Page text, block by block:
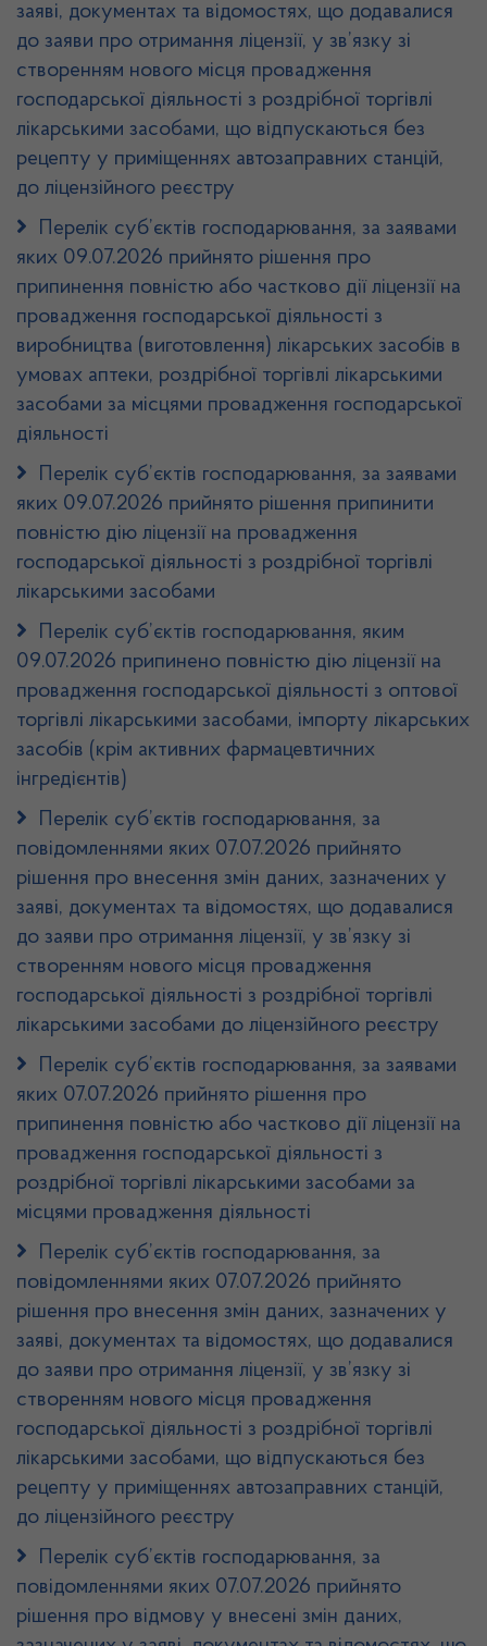
заяві, документах та відомостях, що додавалися
до заяви про отримання ліцензії, у зв’язку зі
створенням нового місця провадження
господарської діяльності з роздрібної торгівлі
лікарськими засобами, що відпускаються без
рецепту у приміщеннях автозаправних станцій,
до ліцензійного реєстру
Перелік суб’єктів господарювання, за заявами
яких 09.07.2026 прийнято рішення про
припинення повністю або частково дії ліцензії на
провадження господарської діяльності з
виробництва (виготовлення) лікарських засобів в
умовах аптеки, роздрібної торгівлі лікарськими
засобами за місцями провадження господарської
діяльності
Перелік суб’єктів господарювання, за заявами
яких 09.07.2026 прийнято рішення припинити
повністю дію ліцензії на провадження
господарської діяльності з роздрібної торгівлі
лікарськими засобами
Перелік суб’єктів господарювання, яким
09.07.2026 припинено повністю дію ліцензії на
провадження господарської діяльності з оптової
торгівлі лікарськими засобами, імпорту лікарських
засобів (крім активних фармацевтичних
інгредієнтів)
Перелік суб’єктів господарювання, за
повідомленнями яких 07.07.2026 прийнято
рішення про внесення змін даних, зазначених у
заяві, документах та відомостях, що додавалися
до заяви про отримання ліцензії, у зв’язку зі
створенням нового місця провадження
господарської діяльності з роздрібної торгівлі
лікарськими засобами до ліцензійного реєстру
Перелік суб’єктів господарювання, за заявами
яких 07.07.2026 прийнято рішення про
припинення повністю або частково дії ліцензії на
провадження господарської діяльності з
роздрібної торгівлі лікарськими засобами за
місцями провадження діяльності
Перелік суб’єктів господарювання, за
повідомленнями яких 07.07.2026 прийнято
рішення про внесення змін даних, зазначених у
заяві, документах та відомостях, що додавалися
до заяви про отримання ліцензії, у зв’язку зі
створенням нового місця провадження
господарської діяльності з роздрібної торгівлі
лікарськими засобами, що відпускаються без
рецепту у приміщеннях автозаправних станцій,
до ліцензійного реєстру
Перелік суб’єктів господарювання, за
повідомленнями яких 07.07.2026 прийнято
рішення про відмову у внесені змін даних,